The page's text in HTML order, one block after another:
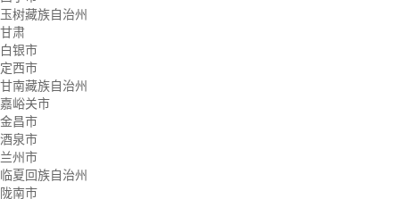
玉树藏族自治州
甘肃
白银市
定西市
甘南藏族自治州
嘉峪关市
金昌市
酒泉市
兰州市
临夏回族自治州
陇南市